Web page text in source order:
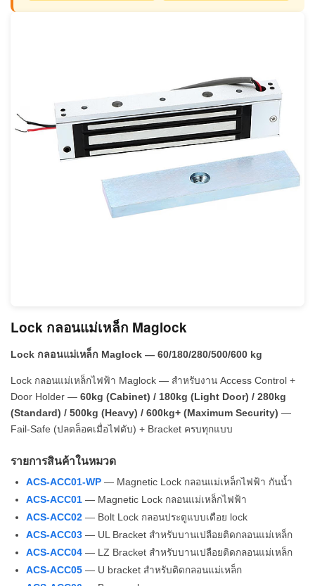
Lock กลอนแม่เหล็ก Maglock
Lock กลอนแม่เหล็ก Maglock — 60/180/280/500/600 kg
Lock กลอนแม่เหล็กไฟฟ้า Maglock — สำหรับงาน Access Control +
Door Holder — 60kg (Cabinet) / 180kg (Light Door) / 280kg
(Standard) / 500kg (Heavy) / 600kg+ (Maximum Security) —
Fail-Safe (ปลดล็อคเมื่อไฟดับ) + Bracket ครบทุกแบบ
รายการสินค้าในหมวด
ACS-ACC01-WP — Magnetic Lock กลอนแม่เหล็กไฟฟ้า กันน้ำ
ACS-ACC01 — Magnetic Lock กลอนแม่เหล็กไฟฟ้า
ACS-ACC02 — Bolt Lock กลอนประตูแบบเดือย lock
ACS-ACC03 — UL Bracket สำหรับบานเปลือยติดกลอนแม่เหล็ก
ACS-ACC04 — LZ Bracket สำหรับบานเปลือยติดกลอนแม่เหล็ก
ACS-ACC05 — U bracket สำหรับติดกลอนแม่เหล็ก